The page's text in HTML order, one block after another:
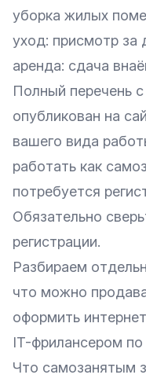
уборка жилых
уход: присмотр
аренда: сдача
Полный перечень
опубликован на
вашего вида
работать как
потребуется
Обязательно
регистрации.
Разбираем
что можно
оформить
IT-фрилансером
Что самозанятым